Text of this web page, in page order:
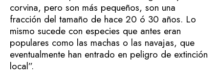
corvina, pero son más pequeños, son una
fracción del tamaño de hace 20 ó 30 años. Lo
mismo sucede con especies que antes eran
populares como las machas o las navajas, que
eventualmente han entrado en peligro de extinción
local”.